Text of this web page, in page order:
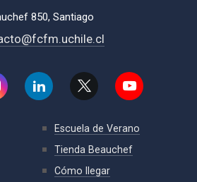
850, Santiago
Escuela de Verano
Tienda Beauchef
Cómo llegar